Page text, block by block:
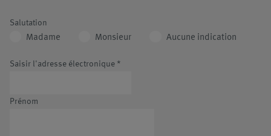
Salutation
Madame Monsieur Aucune indication
Saisir l'adresse électronique *
Prénom